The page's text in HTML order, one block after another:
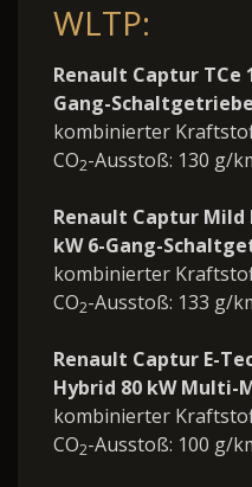
WLTP:
Renault Captur TCe
Gang-Schaltgetriebe
kombinierter
CO2-Ausstoß: 130 g/
Renault Captur Mild
kW 6-Gang-
kombinierter
CO2-Ausstoß: 133 g/
Renault Captur E-
Hybrid 80 kW
kombinierter
CO2-Ausstoß: 100 g/